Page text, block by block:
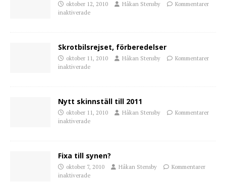
oktober 12, 2010 Håkan Stensby
Kommentarer
inaktiverade
Skrotbilsrejset, förberedelser
oktober 11, 2010 Håkan Stensby
Kommentarer
inaktiverade
Nytt skinnställ till 2011
oktober 11, 2010 Håkan Stensby
Kommentarer
inaktiverade
Fixa till synen?
oktober 7, 2010 Håkan Stensby
Kommentarer
inaktiverade